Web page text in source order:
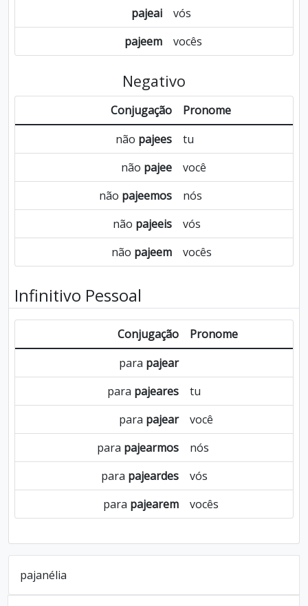
pajeai
vós
pajeem
vocês
Negativo
Conjugação
Pronome
não pajees
tu
não pajee
você
não pajeemos
nós
não pajeeis
vós
não pajeem vocês
Infinitivo Pessoal
Conjugação
Pronome
para pajear
para pajeares
tu
para pajear
você
para pajearmos
nós
para pajeardes
vós
para pajearem vocês
pajanélia